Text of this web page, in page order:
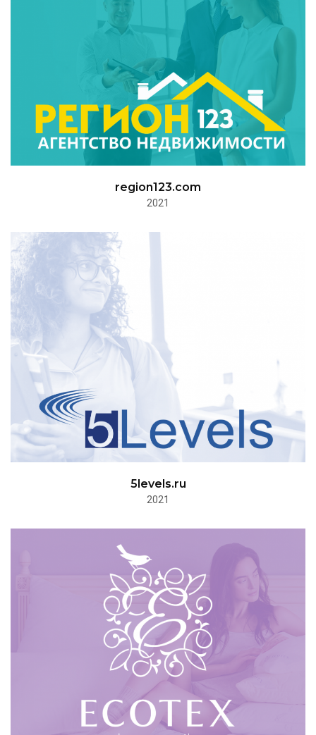
region123.com
2021
5levels.ru
2021